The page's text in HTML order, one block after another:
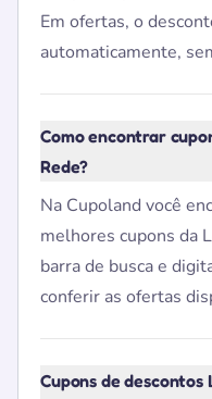
Em ofertas, o
automaticamente,
Como encontrar
Rede?
Na Cupoland você
melhores cupons da
barra de busca e
conferir as ofertas
Cupons de descontos